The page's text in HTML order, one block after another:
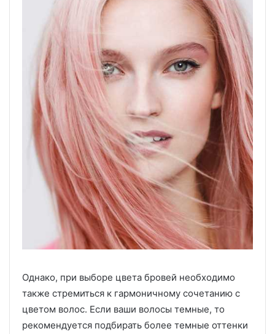
Однако, при выборе цвета бровей необходимо
также стремиться к гармоничному сочетанию с
цветом волос. Если ваши волосы темные, то
рекомендуется подбирать более темные оттенки